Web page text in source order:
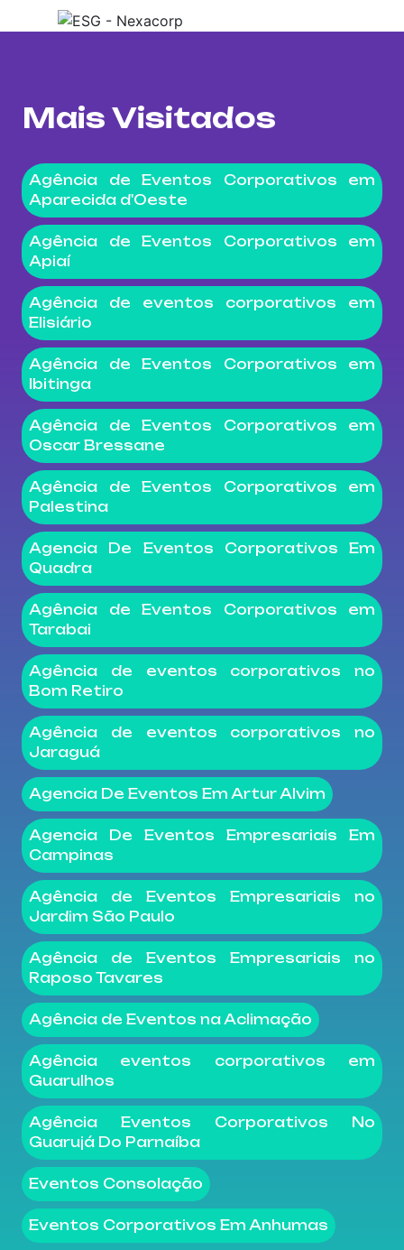
Mais Visitados
Agência de Eventos Corporativos em
Aparecida d'Oeste
Agência de Eventos Corporativos em
Apiaí
Agência de eventos corporativos em
Elisiário
Agência de Eventos Corporativos em
Ibitinga
Agência de Eventos Corporativos em
Oscar Bressane
Agência de Eventos Corporativos em
Palestina
Agencia De Eventos Corporativos Em
Quadra
Agência de Eventos Corporativos em
Tarabai
Agência de eventos corporativos no
Bom Retiro
Agência de eventos corporativos no
Jaraguá
Agencia De Eventos Em Artur Alvim
Agencia De Eventos Empresariais Em
Campinas
Agência de Eventos Empresariais no
Jardim São Paulo
Agência de Eventos Empresariais no
Raposo Tavares
Agência de Eventos na Aclimação
Agência eventos corporativos em
Guarulhos
Agência Eventos Corporativos No
Guarujá Do Parnaíba
Eventos Consolação
Eventos Corporativos Em Anhumas